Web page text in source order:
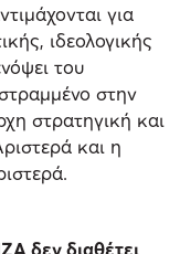
για
ιδεολογικής
του
στην
στρατηγική και
και η
δεν διαθέτει